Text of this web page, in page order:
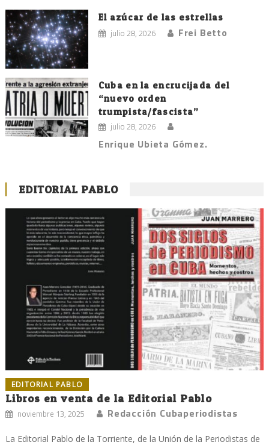
El azúcar de las estrellas
julio 28, 2026 Frei Betto
Cuba en la encrucijada del
“nuevo orden
trumpista/fascista”
julio 28, 2026
Enrique Ubieta Gómez.
EDITORIAL PABLO
EDITORIAL PABLO
Libros en venta de la Editorial Pablo
noviembre 13, 2025 Redacción Cubaperiodistas
La Editorial Pablo de la Torriente, de la Unión de la Periodistas de